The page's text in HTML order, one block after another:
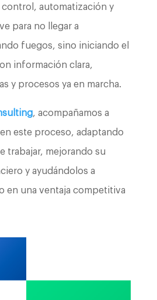
control, automatización y
para no llegar a
fuegos, sino iniciando el
información clara,
y procesos ya en marcha.
, acompañamos a
este proceso, adaptando
trabajar, mejorando su
y ayudándolos a
en una ventaja competitiva